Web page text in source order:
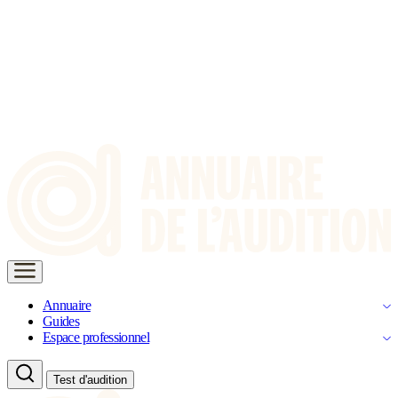
Annuaire
Guides
Espace professionnel
Test d'audition